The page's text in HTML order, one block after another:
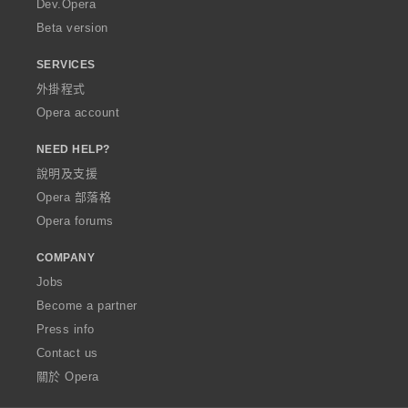
Dev.Opera
Beta version
SERVICES
外掛程式
Opera account
NEED HELP?
說明及支援
Opera 部落格
Opera forums
COMPANY
Jobs
Become a partner
Press info
Contact us
關於 Opera